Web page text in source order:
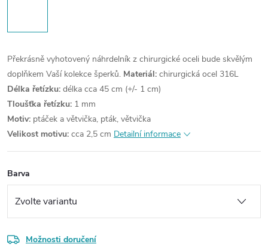
Překrásně vyhotovený náhrdelník z chirurgické oceli bude skvělým
doplňkem Vaší kolekce šperků. Materiál: chirurgická ocel 316L
Délka řetízku: délka cca 45 cm (+/- 1 cm)
Tloušťka řetízku: 1 mm
Motiv: ptáček a větvička, pták, větvička
Velikost motivu: cca 2,5 cm Detailní informace
Barva
Možnosti doručení